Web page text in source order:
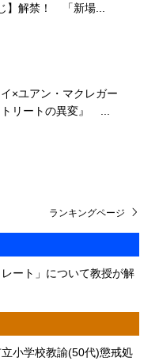
】解禁！ 「新場...
×ユアン・マクレガー
リートの異変』 ...
ート」について教授が解
小学校教諭(50代)懲戒処
ランキングページ